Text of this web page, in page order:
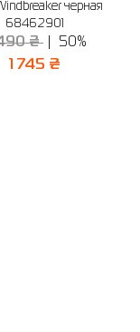
черная
68462901
₴ 50%
1 745 ₴